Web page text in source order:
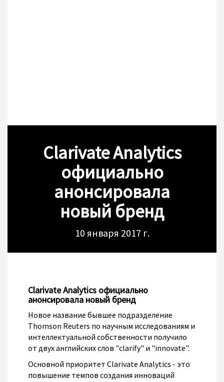
Clarivate Analytics
официально
анонсировала
новый бренд
10 января 2017 г.
Clarivate Analytics официально
анонсировала новый бренд
Новое название бывшее подразделение
Thomson Reuters по научным исследованиям и
интеллектуальной собственности получило
от двух английских слов "clarify" и "innovate".
Основной приоритет Clarivate Analytics - это
повышение темпов создания инноваций